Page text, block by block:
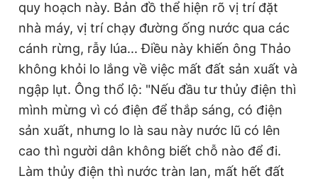
quy hoạch này. Bản đồ thể hiện rõ vị trí đặt
nhà máy, vị trí chạy đường ống nước qua các
cánh rừng, rẫy lúa... Điều này khiến ông Thảo
không khỏi lo lắng về việc mất đất sản xuất và
ngập lụt. Ông thổ lộ: "Nếu đầu tư thủy điện thì
mình mừng vì có điện để thắp sáng, có điện
sản xuất, nhưng lo là sau này nước lũ có lên
cao thì người dân không biết chỗ nào để đi.
Làm thủy điện thì nước tràn lan, mất hết đất